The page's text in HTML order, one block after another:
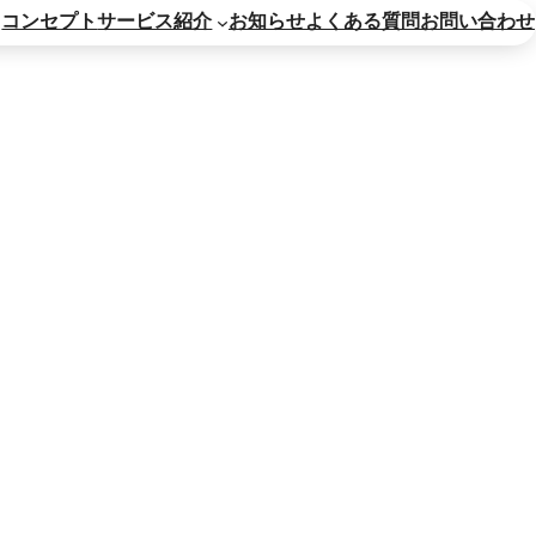
コンセプトサービス紹介 お知らせよくある質問お問い合わせ